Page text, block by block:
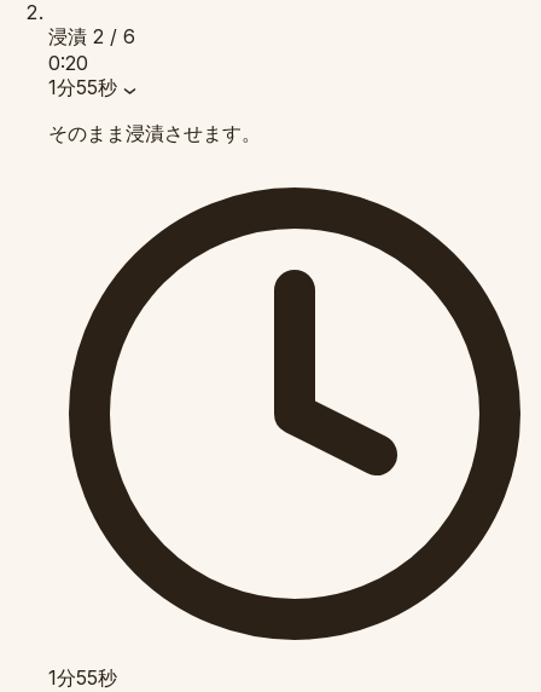
浸漬 2 / 6
0:20
1分55秒
そのまま浸漬させます。
1分55秒